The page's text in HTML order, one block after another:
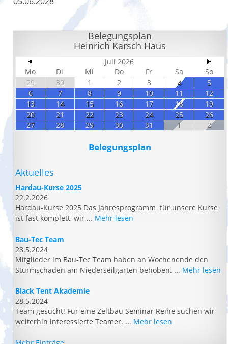
Belegungsplan
Heinrich Karsch Haus
Juli 2026
Mo
Di Mi Do Fr Sa
So
29
30 1 2 3 4
5
6
7 8 9 10 11
12
13
14 15 16 17 18
19
20
21 22 23 24 25
26
27
28 29 30 31 1 2
Belegungsplan
Aktuelles
Hardau-Kurse 2025
22.2.2026
Hardau-Kurse 2025 Das Jahresprogramm für unsere Kurse
ist fast komplett, wir ... Mehr lesen
Bau-Tec Team
28.5.2024
Mitglieder im Bau-Tec Team haben an Wochenende den
Sturmschaden am Niederseilgarten behoben. ... Mehr lesen
Black Tent Akademie
28.5.2024
Team gesucht! Für eine Zeltbau Seminar Reihe suchen wir
weiterhin interessierte Teamer. ... Mehr lesen